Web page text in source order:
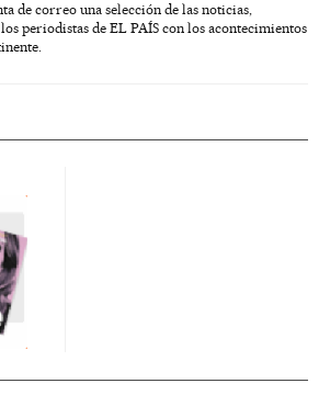
de correo una selección de las noticias,
periodistas de EL PAÍS con los acontecimientos